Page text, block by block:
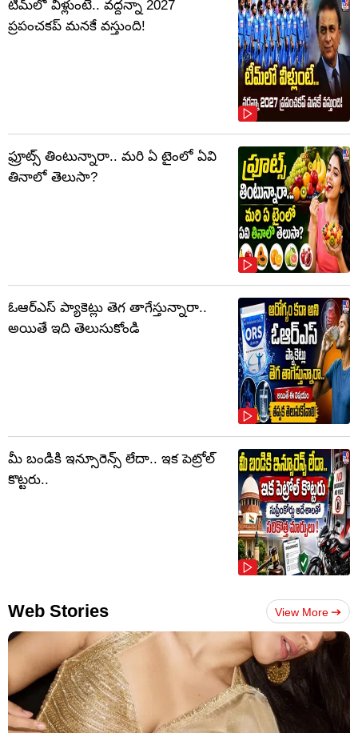
టీమ్‌లో వీళ్లుంటే.. వద్దన్నా 2027
ప్రపంచకప్‌ మనకే వస్తుంది!
ఫ్రూట్స్‌ తింటున్నారా.. మరి ఏ టైంలో ఏవి
తినాలో తెలుసా?
ఓఆర్‌ఎస్‌ ప్యాకెట్లు తెగ తాగేస్తున్నారా..
అయితే ఇది తెలుసుకోండి
మీ బండికి ఇన్సూరెన్స్ లేదా.. ఇక పెట్రోల్
కొట్టరు..
Web Stories View More